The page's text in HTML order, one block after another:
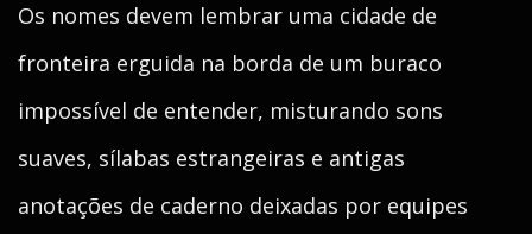
Os nomes devem lembrar uma cidade de
fronteira erguida na borda de um buraco
impossível de entender, misturando sons
suaves, sílabas estrangeiras e antigas
anotações de caderno deixadas por equipes